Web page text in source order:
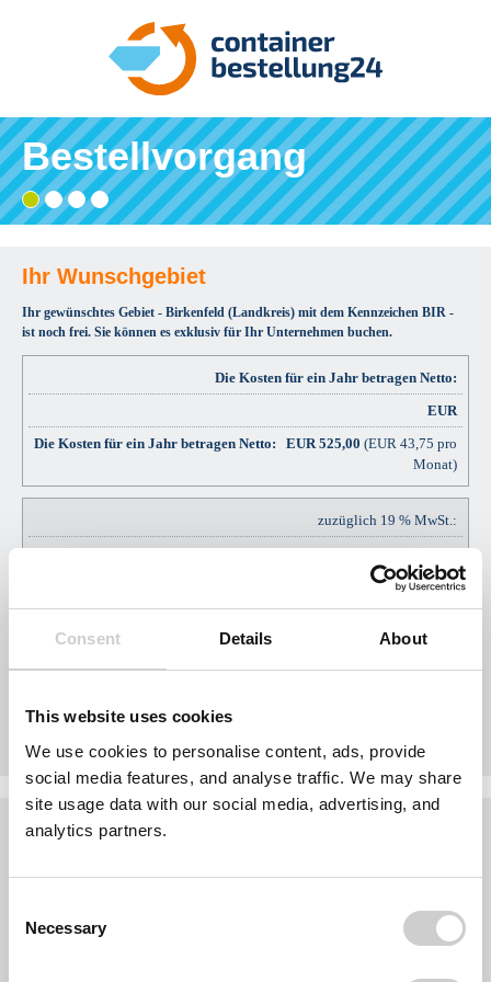
Consent Details About
This website uses cookies
We use cookies to personalise content, ads, provide
social media features, and analyse traffic. We may share
site usage data with our social media, advertising, and
analytics partners.
Selection
Necessary
Bestellvorgang
Gebiet
wählen
Adresse
eingeben
Angaben
prüfen
bestellen
Ihre
Bestätigung
Ihr Wunschgebiet
Ihr gewünschtes Gebiet - Birkenfeld (Landkreis) mit dem Kennzeichen BIR -
ist noch frei. Sie können es exklusiv für Ihr Unternehmen buchen.
Die Kosten für ein Jahr betragen Netto:
EUR
EUR525,00 (EUR 43,75 pro
Monat)
zuzüglich 19 % MwSt.:
EUR
EUR99,75
Gesamtpreis Brutto:
EUR
Was möchten Sie jetzt tun?
Jedes Gebiet wird nur einmal vergeben.